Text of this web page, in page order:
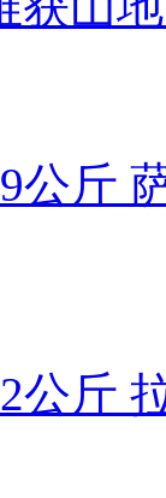
公斤
公斤